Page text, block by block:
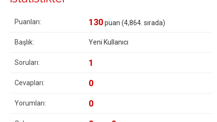
Puanları: 130puan (4,864 . sırada)
Başlık: Yeni Kullanıcı
Soruları: 1
Cevapları: 0
Yorumları: 0